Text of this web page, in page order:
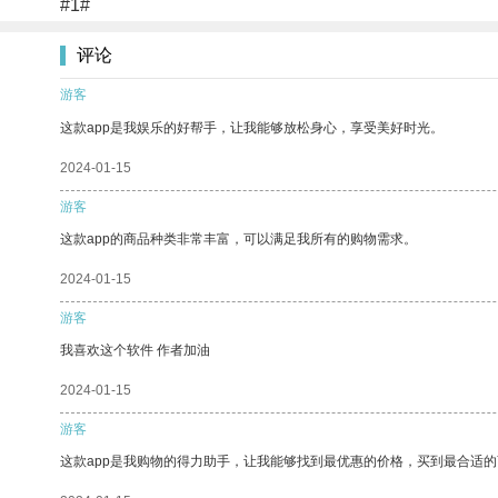
#1#
评论
游客
这款app是我娱乐的好帮手，让我能够放松身心，享受美好时光。
2024-01-15
游客
这款app的商品种类非常丰富，可以满足我所有的购物需求。
2024-01-15
游客
我喜欢这个软件 作者加油
2024-01-15
游客
这款app是我购物的得力助手，让我能够找到最优惠的价格，买到最合适